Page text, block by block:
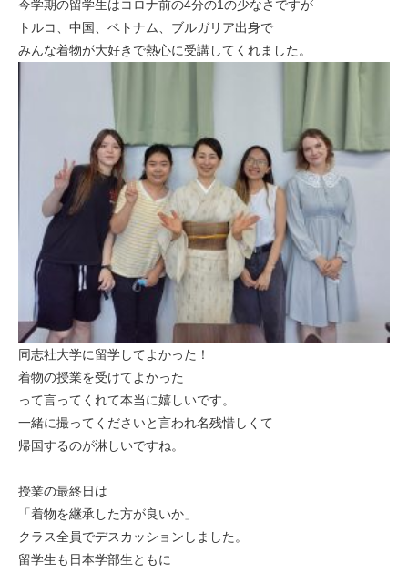
今学期の留学生はコロナ前の4分の1の少なさですが
トルコ、中国、ベトナム、ブルガリア出身で
みんな着物が大好きで熱心に受講してくれました。
同志社大学に留学してよかった！
着物の授業を受けてよかった
って言ってくれて本当に嬉しいです。
一緒に撮ってくださいと言われ名残惜しくて
帰国するのが淋しいですね。
授業の最終日は
「着物を継承した方が良いか」
クラス全員でデスカッションしました。
留学生も日本学部生ともに